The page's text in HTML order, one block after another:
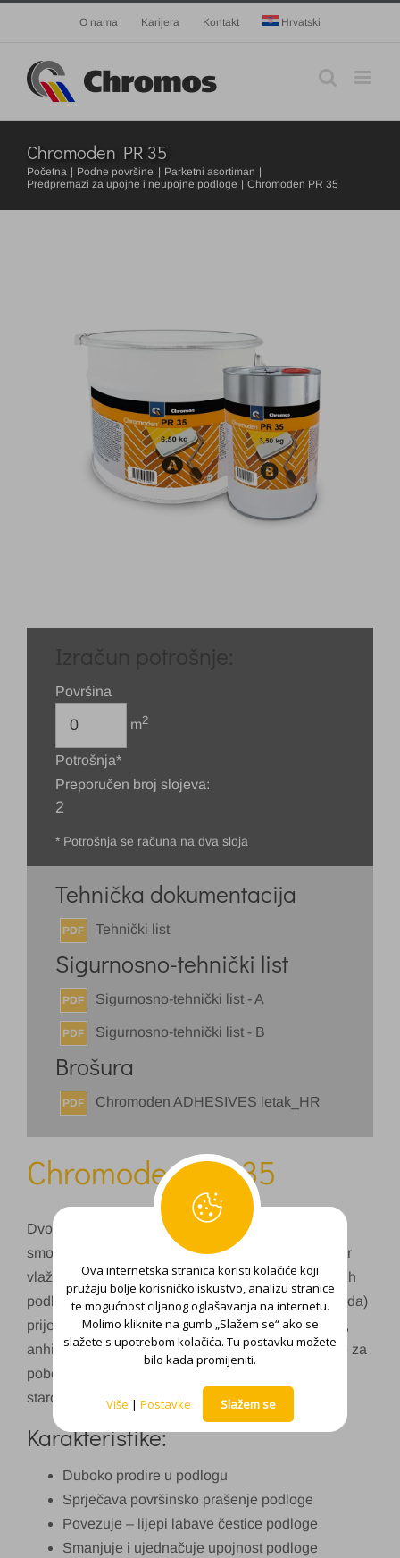
content
O nama Karijera Kontakt Hrvatski
Chromoden PR 35
Početna Podne površine
Parketni asortiman
Predpremazi za upojne i neupojne podloge
Chromoden PR 35
Površina
m2
Potrošnja*
Preporučen broj slojeva:
2
* Potrošnja se računa na dva sloja
Tehnička dokumentacija
PDF Tehnički list
Sigurnosno-tehnički list
PDF Sigurnosno-tehnički list - A
PDF Sigurnosno-tehnički list - B
Brošura
PDF Chromoden ADHESIVES letak_HR
Chromoden PR 35
Dvokomponentni predpremaz na bazi epoksidne
smole i aditiva, bez otapala. Koristi se kao regulator
vlažnosti, odnosno za rješavanje kritičnih cementnih
podloga sa sadržajem vlage do 4% (karbidna metoda)
prije lijepljenja parketa, za učvršćivanje cementnih,
anhidritnih i starih podloga koje moraju biti suhe, te za
poboljšanje prionjivosti na asfalt podloge i ostatke
starog ljepila.
Karakteristike:
Duboko prodire u podlogu
Sprječava površinsko prašenje podloge
Povezuje – lijepi labave čestice podloge
Smanjuje i ujednačuje upojnost podloge
Ova internetska stranica koristi kolačiće koji
pružaju bolje korisničko iskustvo, analizu stranice
te mogućnost ciljanog oglašavanja na internetu.
Molimo kliknite na gumb „Slažem se“ ako se
slažete s upotrebom kolačića. Tu postavku možete
bilo kada promijeniti.
Više | Postavke Slažem se